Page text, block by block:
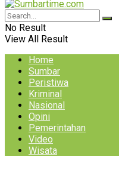
No Result
View All Result
Home
Sumbar
Peristiwa
Kriminal
Nasional
Opini
Pemerintahan
Video
Wisata